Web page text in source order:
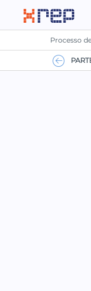
Processo